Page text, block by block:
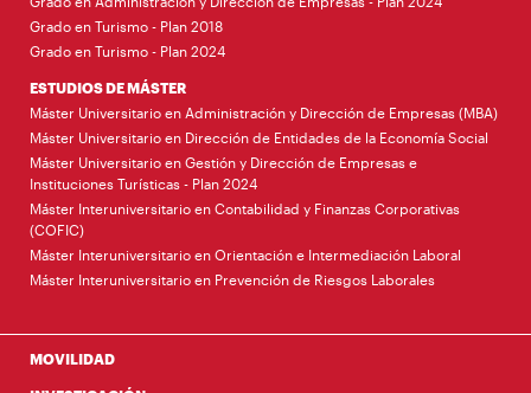
Grado en Turismo - Plan 2018
Grado en Turismo - Plan 2024
ESTUDIOS DE MÁSTER
Máster Universitario en Administración y Dirección de Empresas (MBA)
Máster Universitario en Dirección de Entidades de la Economía Social
Máster Universitario en Gestión y Dirección de Empresas e
Instituciones Turísticas - Plan 2024
Máster Interuniversitario en Contabilidad y Finanzas Corporativas
(COFIC)
Máster Interuniversitario en Orientación e Intermediación Laboral
Máster Interuniversitario en Prevención de Riesgos Laborales
MOVILIDAD